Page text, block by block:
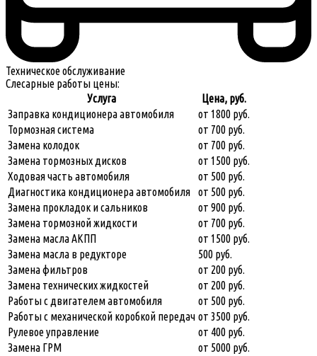
Техническое обслуживание
Слесарные работы цены:
Услуга
Цена, руб.
Заправка кондиционера автомобиля
от 1800 руб.
Тормозная система
от 700 руб.
Замена колодок
от 700 руб.
Замена тормозных дисков
от 1500 руб.
Ходовая часть автомобиля
от 500 руб.
Диагностика кондиционера автомобиля
от 500 руб.
Замена прокладок и сальников
от 900 руб.
Замена тормозной жидкости
от 700 руб.
Замена масла АКПП
от 1500 руб.
Замена масла в редукторе
500 руб.
Замена фильтров
от 200 руб.
Замена технических жидкостей
от 200 руб.
Работы с двигателем автомобиля
от 500 руб.
Работы с механической коробкой передач от 3500 руб.
Рулевое управление
от 400 руб.
Замена ГРМ
от 5000 руб.